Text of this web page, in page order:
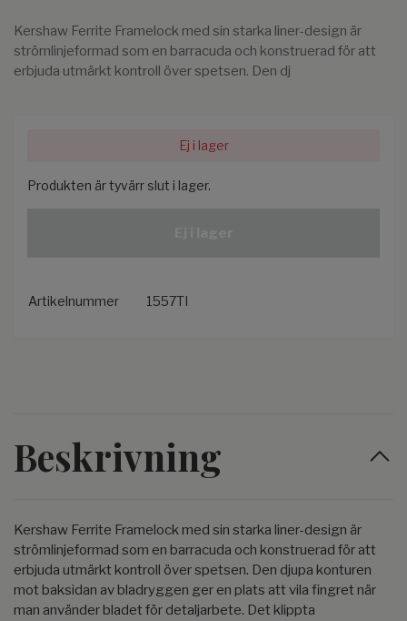
Kershaw Ferrite Framelock med sin starka liner-design är
strömlinjeformad som en barracuda och konstruerad för att
erbjuda utmärkt kontroll över spetsen. Den dj
Ej i lager
Produkten är tyvärr slut i lager.
Artikelnummer 1557TI
Beskrivning
Kershaw Ferrite Framelock med sin starka liner-design är
strömlinjeformad som en barracuda och konstruerad för att
erbjuda utmärkt kontroll över spetsen. Den djupa konturen
mot baksidan av bladryggen ger en plats att vila fingret när
man använder bladet för detaljarbete. Det klippta